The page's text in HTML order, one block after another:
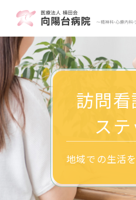
訪問
ス
地域での生活